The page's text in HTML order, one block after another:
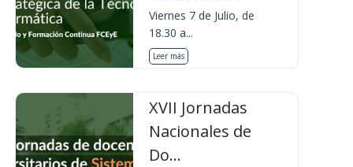
Viernes 7 de Julio, de
18.30 a...
Leer más
XVII Jornadas
Nacionales de
Do...